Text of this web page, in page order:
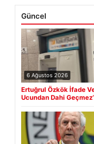
Güncel
6 Ağustos 2026
Ertuğrul Özkök İfade
Ucundan Dahi Geçmez’